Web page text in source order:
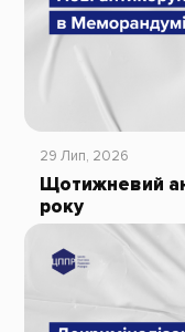
29 Лип, 2026
Щотижневий
року